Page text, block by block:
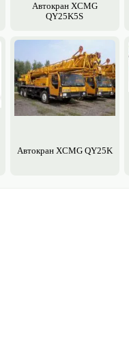
Авто­кран XCMG
QY25K5S
Авто­кран XCMG QY25K